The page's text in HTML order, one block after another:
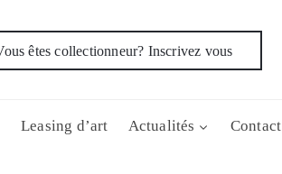
êtes collectionneur? Inscrivez vous
Leasing d’art Actualités Contact